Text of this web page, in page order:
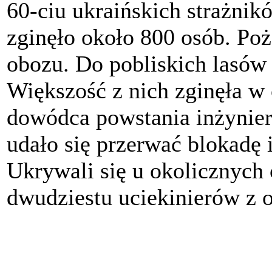
60-ciu ukraińskich
zginęło około 800 osób.
obozu. Do pobliskich lasów
Większość z nich zginęła
dowódca powstania
udało się przerwać
Ukrywali się u okolicznych
dwudziestu uciekinierów z